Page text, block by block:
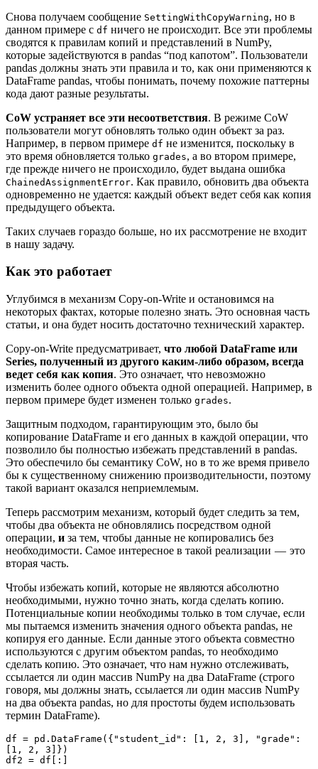
Снова получаем сообщение SettingWithCopyWarning, но в
данном примере с df ничего не происходит. Все эти проблемы
сводятся к правилам копий и представлений в NumPy,
которые задействуются в pandas “под капотом”. Пользователи
pandas должны знать эти правила и то, как они применяются к
DataFrame pandas, чтобы понимать, почему похожие паттерны
кода дают разные результаты.
CoW устраняет все эти несоответствия. В режиме CoW
пользователи могут обновлять только один объект за раз.
Например, в первом примере df не изменится, поскольку в
это время обновляется только grades, а во втором примере,
где прежде ничего не происходило, будет выдана ошибка
ChainedAssignmentError. Как правило, обновить два объекта
одновременно не удается: каждый объект ведет себя как копия
предыдущего объекта.
Таких случаев гораздо больше, но их рассмотрение не входит
в нашу задачу.
Как это работает
Углубимся в механизм Copy-on-Write и остановимся на
некоторых фактах, которые полезно знать. Это основная часть
статьи, и она будет носить достаточно технический характер.
Copy-on-Write предусматривает, что любой DataFrame или
Series, полученный из другого каким-либо образом, всегда
ведет себя как копия. Это означает, что невозможно
изменить более одного объекта одной операцией. Например, в
первом примере будет изменен только grades.
Защитным подходом, гарантирующим это, было бы
копирование DataFrame и его данных в каждой операции, что
позволило бы полностью избежать представлений в pandas.
Это обеспечило бы семантику CoW, но в то же время привело
бы к существенному снижению производительности, поэтому
такой вариант оказался неприемлемым.
Теперь рассмотрим механизм, который будет следить за тем,
чтобы два объекта не обновлялись посредством одной
операции, и за тем, чтобы данные не копировались без
необходимости. Самое интересное в такой реализации — это
вторая часть.
Чтобы избежать копий, которые не являются абсолютно
необходимыми, нужно точно знать, когда сделать копию.
Потенциальные копии необходимы только в том случае, если
мы пытаемся изменить значения одного объекта pandas, не
копируя его данные. Если данные этого объекта совместно
используются с другим объектом pandas, то необходимо
сделать копию. Это означает, что нам нужно отслеживать,
ссылается ли один массив NumPy на два DataFrame (строго
говоря, мы должны знать, ссылается ли один массив NumPy
на два объекта pandas, но для простоты будем использовать
термин DataFrame).
df = pd.DataFrame({"student_id": [1, 2, 3], "grade":
[1, 2, 3]})
df2 = df[:]